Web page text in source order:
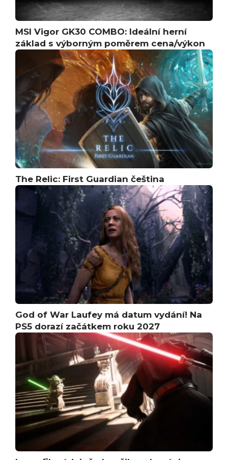
MSI Vigor GK30 COMBO: Ideální herní
základ s výborným poměrem cena/výkon
The Relic: First Guardian čeština
God of War Laufey má datum vydání! Na
PS5 dorazí začátkem roku 2027